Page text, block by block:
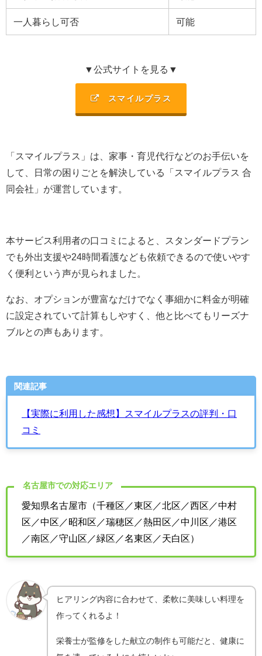
一人暮らし可否 可能
▼公式サイトを見る▼
スマイルプラス
「スマイルプラス」は、 家事・育児代行などのお手伝いを
して、日常の困りごとを解決している「 スマイルプラス 合
同会社 」が運営しています。
本サービス利用者の口コミによると、
スタンダードプラン
でも外出支援や24時間看護なども依頼できるので使いやす
く便利という声が見られました
なお、 オプションが豊富なだけでなく事細かに料金が明確
に設定されていて計算もしやすく、他と比べてもリーズナ
ブルとの声もあります
関連記事
【実際に利用した感想】スマイルプラスの評判・口
コミ
名古屋市での対応エリア
愛知県名古屋市（千種区／東区／北区／西区／中村
区／中区／昭和区／瑞穂区／熱田区／中川区／港区
／南区／守山区／緑区／名東区／天白区）
ヒアリング内容に合わせて、柔軟に美味しい料理を
作ってくれるよ！
栄養士が監修をした献立の制作も可能だと、健康に